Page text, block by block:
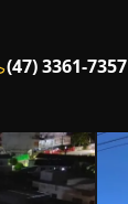
(47) 3361-7357